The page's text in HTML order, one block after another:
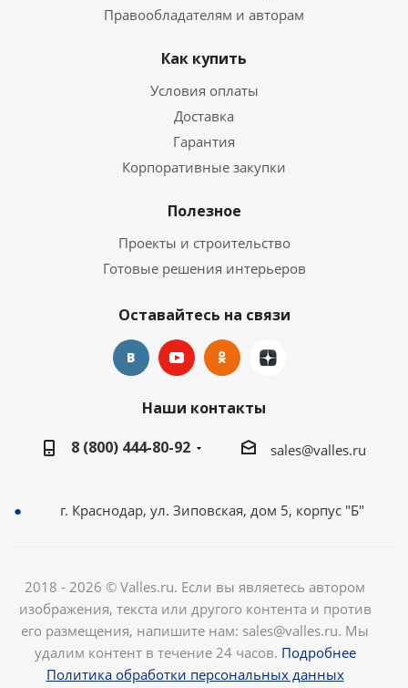
Правообладателям и авторам
Как купить
Условия оплаты
Доставка
Гарантия
Корпоративные закупки
Полезное
Проекты и строительство
Готовые решения интерьеров
Оставайтесь на связи
Наши контакты
8 (800) 444-80-92
sales@valles.ru
г. Краснодар, ул. Зиповская, дом 5, корпус "Б"
2018 - 2026 © Valles.ru. Если вы являетесь автором
изображения, текста или другого контента и против
его размещения, напишите нам: sales@valles.ru. Мы
удалим контент в течение 24 часов. Подробнее
Политика обработки персональных данных